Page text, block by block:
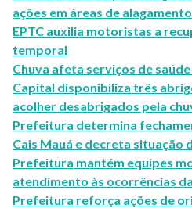
ações em áreas de alagamento
EPTC auxilia motoristas a
temporal
Chuva afeta serviços de
Capital disponibiliza três
acolher desabrigados pela
Prefeitura determina
Cais Mauá e decreta situação
Prefeitura mantém equipes
atendimento às ocorrências
Prefeitura reforça ações de